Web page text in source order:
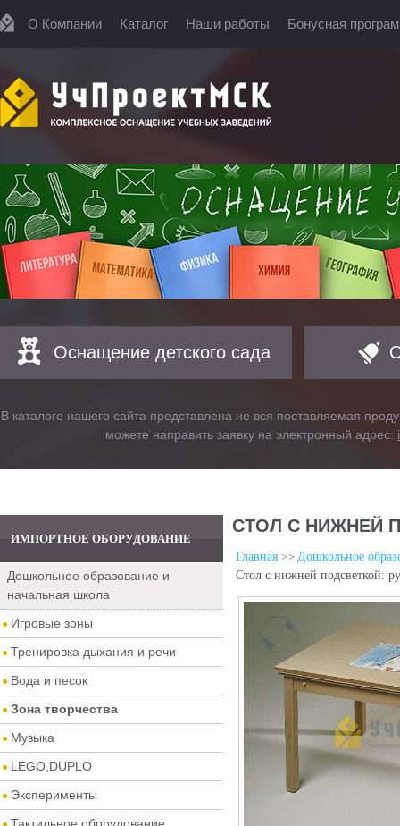
О Компании Каталог Наши работы Бонусная
Оснащение детского сада
В каталоге нашего сайта представлена не вся поставляемая
можете направить заявку на электронный адрес:
ИМПОРТНОЕ ОБОРУДОВАНИЕ
Дошкольное образование и
начальная школа
Игровые зоны
Тренировка дыхания и речи
Вода и песок
Зона творчества
Музыка
LEGO,DUPLO
Эксперименты
СТОЛ С НИЖНЕЙ
Главная
Дошкольное
Стол с нижней подсветкой: